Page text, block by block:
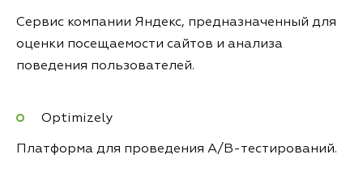
Сервис компании Яндекс, предназначенный для
оценки посещаемости сайтов и анализа
поведения пользователей.
Optimizely
Платформа для проведения A/B-тестирований.